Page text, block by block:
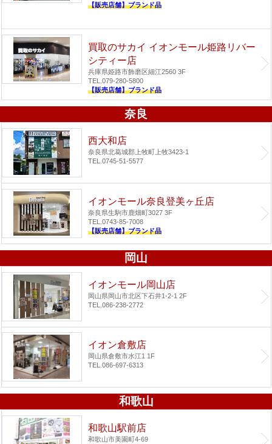
【販売店舗】ブランド品
買取のサカイ イオンモール姫路リバー
シティー店
兵庫県姫路市飾磨区細江2560 3F
TEL.079-280-5800
【販売店舗】ブランド品
奈良
西大和店
奈良県北葛城郡上牧町上牧3423-1
TEL.0745-51-5577
イオンモール奈良登美ヶ丘店
奈良県生駒市鹿畑町3027 3F
TEL.0743-85-7008
【販売店舗】ブランド品
岡山
イオンモール岡山店
岡山県岡山市北区下石井1-2-1 2F
TEL.086-238-2772
イオン倉敷店
岡山県倉敷市水江1 1F
TEL.086-697-6313
和歌山
和歌山駅前店
和歌山市美園町4-69